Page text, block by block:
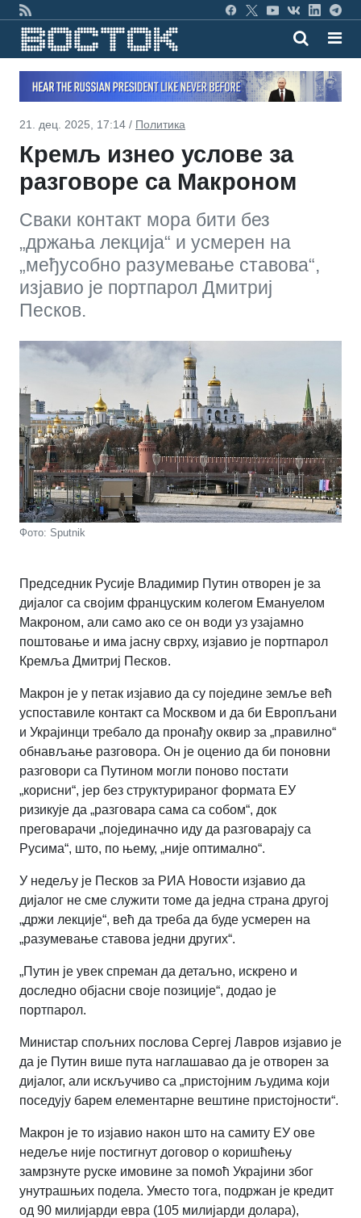
21. дец. 2025, 17:14 / Политика
Кремљ изнео услове за
разговоре са Макроном
Сваки контакт мора бити без
„држања лекција“ и усмерен на
„међусобно разумевање ставова“,
изјавио је портпарол Дмитриј
Песков.
Фото: Sputnik
Председник Русије Владимир Путин отворен је за
дијалог са својим француским колегом Емануелом
Макроном, али само ако се он води уз узајамно
поштовање и има јасну сврху, изјавио је портпарол
Кремља Дмитриј Песков.
Макрон је у петак изјавио да су поједине земље већ
успоставиле контакт са Москвом и да би Европљани
и Украјинци требало да пронађу оквир за „правилно“
обнављање разговора. Он је оценио да би поновни
разговори са Путином могли поново постати
„корисни“, јер без структурираног формата ЕУ
ризикује да „разговара сама са собом“, док
преговарачи „појединачно иду да разговарају са
Русима“, што, по њему, „није оптимално“.
У недељу је Песков за РИА Новости изјавио да
дијалог не сме служити томе да једна страна другој
„држи лекције“, већ да треба да буде усмерен на
„разумевање ставова једни других“.
„Путин је увек спреман да детаљно, искрено и
доследно објасни своје позиције“, додао је
портпарол.
Министар спољних послова Сергеј Лавров изјавио је
да је Путин више пута наглашавао да је отворен за
дијалог, али искључиво са „пристојним људима који
поседују барем елементарне вештине пристојности“.
Макрон је то изјавио након што на самиту ЕУ ове
недеље није постигнут договор о коришћењу
замрзнуте руске имовине за помоћ Украјини због
унутрашњих подела. Уместо тога, подржан је кредит
од 90 милијарди евра (105 милијарди долара),